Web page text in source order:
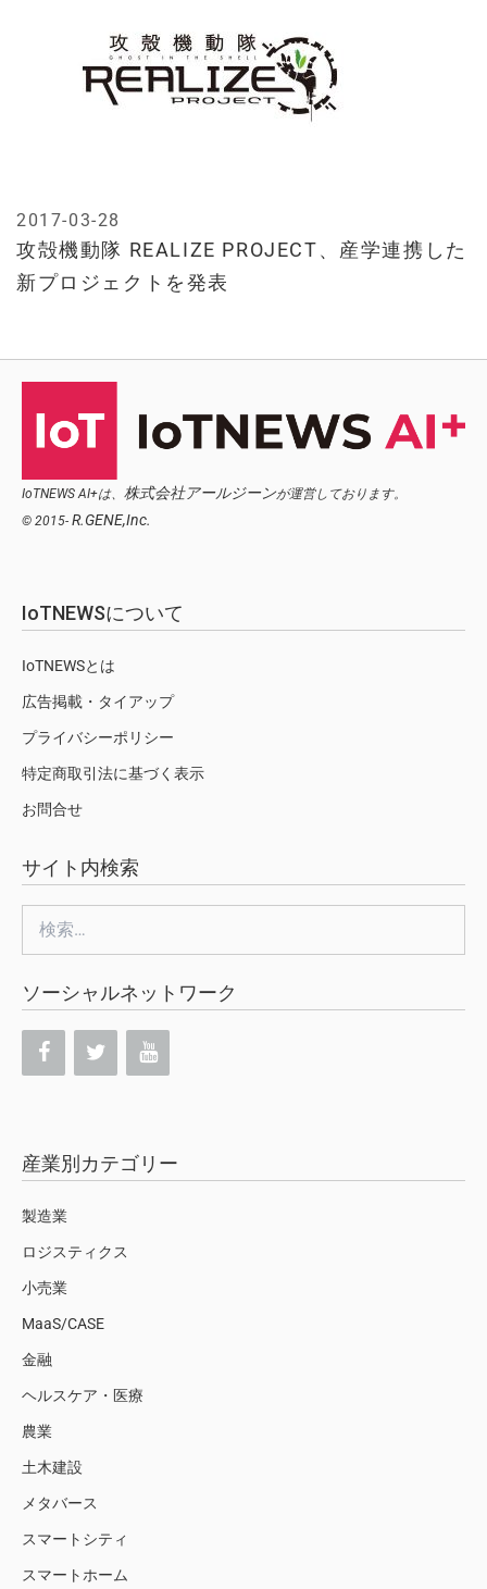
攻殻機動隊 REALIZE PROJECT、産学連携した
新プロジェクトを発表
2017-03-28
IoTNEWS AI+は、 株式会社アールジーンが運営しております。
© 2015- R.GENE,Inc.
IoTNEWSについて
IoTNEWSとは
広告掲載・タイアップ
プライバシーポリシー
特定商取引法に基づく表示
お問合せ
サイト内検索
索:
ソーシャルネットワーク
産業別カテゴリー
製造業
ロジスティクス
小売業
MaaS/CASE
金融
ヘルスケア・医療
農業
土木建設
メタバース
スマートシティ
スマートホーム